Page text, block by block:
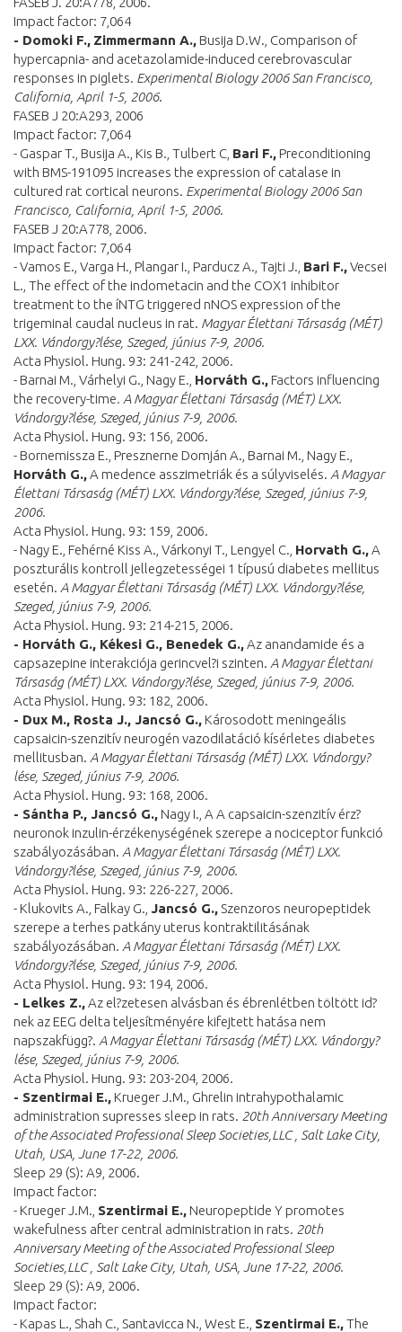
Impact factor: 7,064
- Domoki F., Zimmermann A., Busija D.W., Comparison of
hypercapnia- and acetazolamide-induced cerebrovascular
responses in piglets. Experimental Biology 2006 San Francisco,
California, April 1-5, 2006.
FASEB J 20:A293, 2006
Impact factor: 7,064
- Gaspar T., Busija A., Kis B., Tulbert C, Bari F., Preconditioning
with BMS-191095 increases the expression of catalase in
cultured rat cortical neurons. Experimental Biology 2006 San
Francisco, California, April 1-5, 2006.
FASEB J 20:A778, 2006.
Impact factor: 7,064
- Vamos E., Varga H., Plangar I., Parducz A., Tajti J., Bari F.,Vecsei
L., The effect of the indometacin and the COX1 inhibitor
treatment to the íNTG triggered nNOS expression of the
trigeminal caudal nucleus in rat. Magyar Élettani Társaság (MÉT)
LXX. Vándorgy?lése, Szeged, június 7-9, 2006.
Acta Physiol. Hung. 93: 241-242, 2006.
- Barnai M., Várhelyi G., Nagy E., Horváth G., Factors influencing
the recovery-time. A Magyar Élettani Társaság (MÉT) LXX.
Vándorgy?lése, Szeged, június 7-9, 2006.
Acta Physiol. Hung. 93: 156, 2006.
- Bornemissza E., Presznerne Domján A., Barnai M., Nagy E.,
Horváth G.,A medence asszimetriák és a súlyviselés. A Magyar
Élettani Társaság (MÉT) LXX. Vándorgy?lése, Szeged, június 7-9,
2006.
Acta Physiol. Hung. 93: 159, 2006.
- Nagy E., Fehérné Kiss A., Várkonyi T., Lengyel C., Horvath G.,A
poszturális kontroll jellegzetességei 1 típusú diabetes mellitus
esetén. A Magyar Élettani Társaság (MÉT) LXX. Vándorgy?lése,
Szeged, június 7-9, 2006.
Acta Physiol. Hung. 93: 214-215, 2006.
- Horváth G., Kékesi G., Benedek G.,Az anandamide és a
capsazepine interakciója gerincvel?i szinten. A Magyar Élettani
Társaság (MÉT) LXX. Vándorgy?lése, Szeged, június 7-9, 2006.
Acta Physiol. Hung. 93: 182, 2006.
- Dux M., Rosta J., Jancsó G., Károsodott meningeális
capsaicin-szenzitív neurogén vazodilatáció kísérletes diabetes
mellitusban. A Magyar Élettani Társaság (MÉT) LXX. Vándorgy?
lése, Szeged, június 7-9, 2006.
Acta Physiol. Hung. 93: 168, 2006.
- Sántha P., Jancsó G., Nagy I., A A capsaicin-szenzitív érz?
neuronok inzulin-érzékenységének szerepe a nociceptor funkció
szabályozásában. A Magyar Élettani Társaság (MÉT) LXX.
Vándorgy?lése, Szeged, június 7-9, 2006.
Acta Physiol. Hung. 93: 226-227, 2006.
- Klukovits A., Falkay G., Jancsó G., Szenzoros neuropeptidek
szerepe a terhes patkány uterus kontraktilitásának
szabályozásában. A Magyar Élettani Társaság (MÉT) LXX.
Vándorgy?lése, Szeged, június 7-9, 2006.
Acta Physiol. Hung. 93: 194, 2006.
- Lelkes Z.,Az el?zetesen alvásban és ébrenlétben töltött id?
nek az EEG delta teljesítményére kifejtett hatása nem
napszakfügg?. A Magyar Élettani Társaság (MÉT) LXX. Vándorgy?
lése, Szeged, június 7-9, 2006.
Acta Physiol. Hung. 93: 203-204, 2006.
- Szentirmai E., Krueger J.M., Ghrelin intrahypothalamic
administration supresses sleep in rats. 20th Anniversary Meeting
of the Associated Professional Sleep Societies,LLC , Salt Lake City,
Utah, USA, June 17-22, 2006.
Sleep 29 (S): A9, 2006.
Impact factor:
- Krueger J.M., Szentirmai E., Neuropeptide Y promotes
wakefulness after central administration in rats. 20th
Anniversary Meeting of the Associated Professional Sleep
Societies,LLC , Salt Lake City, Utah, USA, June 17-22, 2006.
Sleep 29 (S): A9, 2006.
Impact factor:
- Kapas L., Shah C., Santavicca N., West E., Szentirmai E.,The